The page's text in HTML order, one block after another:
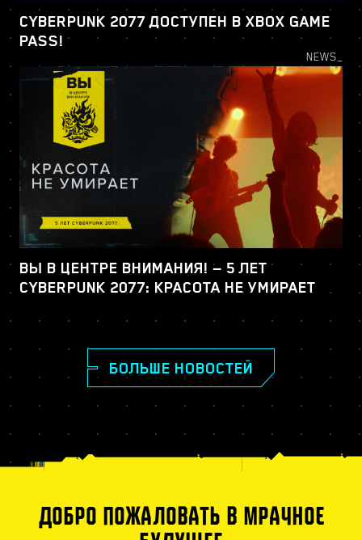
CYBERPUNK 2077 ДОСТУПЕН В XBOX GAME
PASS!
NEWS_
ВЫ В ЦЕНТРЕ ВНИМАНИЯ! — 5 ЛЕТ
CYBERPUNK 2077: КРАСОТА НЕ УМИРАЕТ
БОЛЬШЕ НОВОСТЕЙ
ДОБРО ПОЖАЛОВАТЬ В МРАЧНОЕ